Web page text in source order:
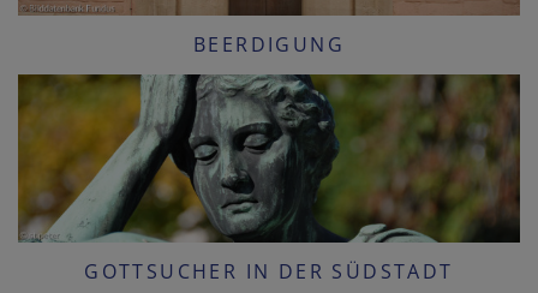
BEERDIGUNG
GOTTSUCHER IN DER SÜDSTADT